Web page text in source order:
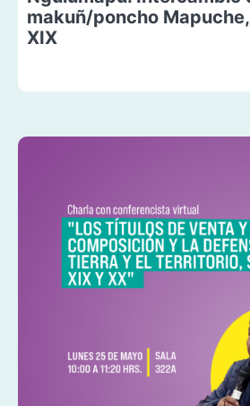
makuñ/poncho
XIX